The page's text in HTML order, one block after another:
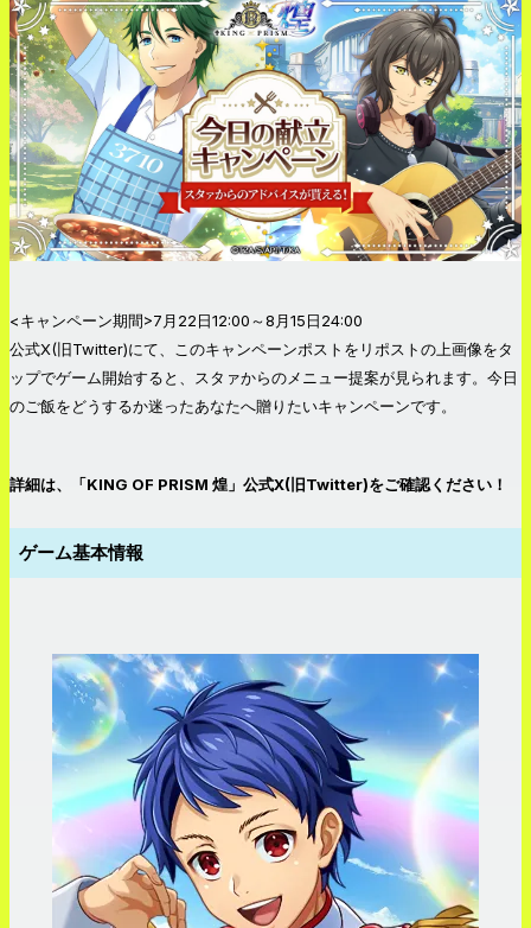
<キャンペーン期間>7月22日12:00～8月15日24:00
公式X(旧Twitter)にて、このキャンペーンポストをリポストの上画像をタ
ップでゲーム開始すると、スタァからのメニュー提案が見られます。今日
のご飯をどうするか迷ったあなたへ贈りたいキャンペーンです。
詳細は、「KING OF PRISM 煌」公式X(旧Twitter)をご確認ください！
ゲーム基本情報